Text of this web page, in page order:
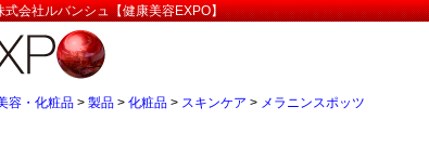
会社ルバンシュ【健康美容EXPO】
容・化粧品 > 製品 > 化粧品 > スキンケア > メラニンスポッツ